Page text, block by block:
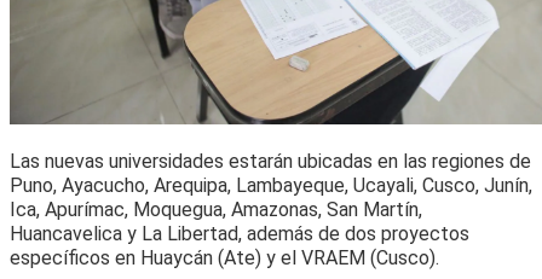
Las nuevas universidades estarán ubicadas en las regiones de
Puno, Ayacucho, Arequipa, Lambayeque, Ucayali, Cusco, Junín,
Ica, Apurímac, Moquegua, Amazonas, San Martín,
Huancavelica y La Libertad, además de dos proyectos
específicos en Huaycán (Ate) y el VRAEM (Cusco).